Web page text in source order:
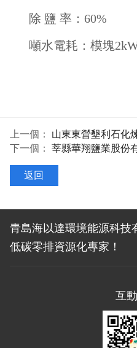
除 鹽 率：60%
噸水電耗：模塊
上一個： 山東東營墾利石化
下一個： 莘縣華翔鹽業股份
返回
青島海以達環境能源科
低碳零排資源化專家！
互